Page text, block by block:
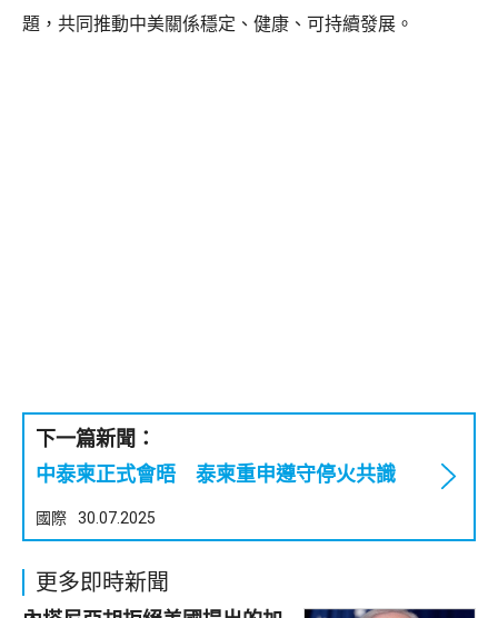
題，共同推動中美關係穩定、健康、可持續發展。
下一篇新聞：
中泰柬正式會晤 泰柬重申遵守停火共識
國際 30.07.2025
更多即時新聞